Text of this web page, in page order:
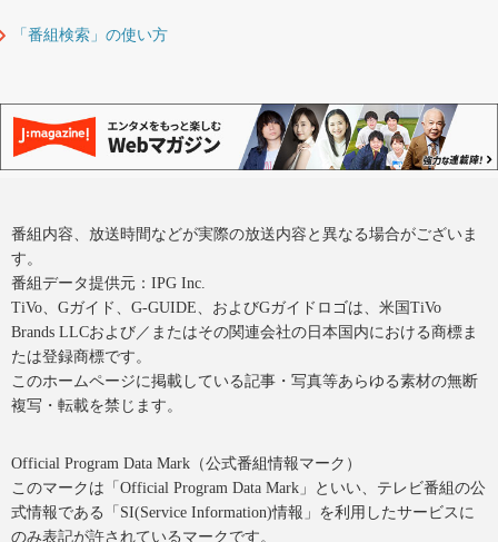
「番組検索」の使い方
番組内容、放送時間などが実際の放送内容と異なる場合がございま
す。
番組データ提供元：IPG Inc.
TiVo、Gガイド、G-GUIDE、およびGガイドロゴは、米国TiVo
Brands LLCおよび／またはその関連会社の日本国内における商標ま
たは登録商標です。
このホームページに掲載している記事・写真等あらゆる素材の無断
複写・転載を禁じます。
Official Program Data Mark（公式番組情報マーク）
このマークは「Official Program Data Mark」といい、テレビ番組の公
式情報である「SI(Service Information)情報」を利用したサービスに
のみ表記が許されているマークです。